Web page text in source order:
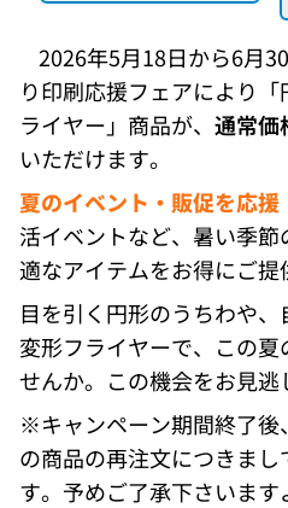
2026年5月18日から6月
り印刷応援フェアにより
ライヤー」商品が、 通常価
いただけます。
夏のイベント・販促を応援
活イベントなど、暑い季節
適なアイテムをお得にご提
目を引く円形のうちわや
変形フライヤーで、この
せんか。この機会をお見逃
※キャンペーン期間終了後
の商品の再注文につきま
す。予めご了承下さいます